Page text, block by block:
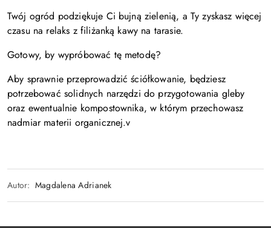
Twój ogród podziękuje Ci bujną zielenią, a Ty zyskasz więcej
czasu na relaks z filiżanką kawy na tarasie.
Gotowy, by wypróbować tę metodę?
Aby sprawnie przeprowadzić ściółkowanie, będziesz
potrzebować solidnych narzędzi do przygotowania gleby
oraz ewentualnie kompostownika, w którym przechowasz
nadmiar materii organicznej.v
Autor: Magdalena Adrianek